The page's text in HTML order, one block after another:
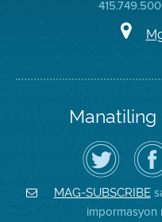
I-
follow
ang
Air
District
sa
Twitter
sa
ng
MAG-SUBSCRIBE
impormasyon